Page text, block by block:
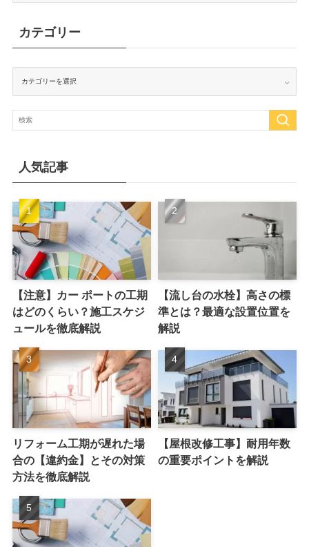
カテゴリー
人気記事
【注意】カー ポートの工期
はどのくらい？施工スケジ
ュールを徹底解説
【流し台の水栓】高さの標
準とは？最適な設置位置を
解説
リフォーム工期が遅れた場
合の【違約金】とその対策
方法を徹底解説
【屋根改修工事】耐用年数
の重要ポイントを解説